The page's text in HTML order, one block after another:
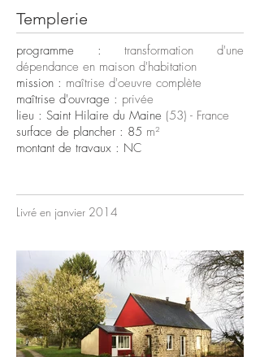
Templerie
programme :transformation d'une
dépendance en maison d'habitation
mission : maîtrise d'oeuvre complète
maîtrise d'ouvrage : privée
lieu : Saint Hilaire du Maine (53) - France
surface de plancher : 85 m²
montant de travaux : NC
Livré en janvier 2014